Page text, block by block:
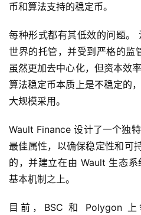
币和算法支持的稳定币。
每种形式都有其低效的问题。
世界的托管，并受到严格的监
虽然更加去中心化，但资本效
算法稳定币本质上是不稳定的
大规模采用。
Wault Finance 设计了一个独
最佳属性，以确保稳定性和可
的，并建立在由 Wault 生态
基本机制之上。
目前，BSC 和 Polygon